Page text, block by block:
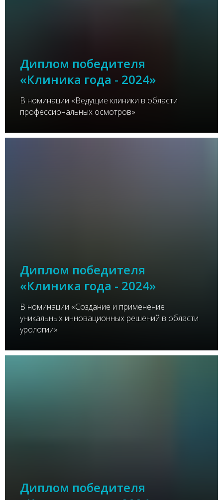
Диплом победителя
«Клиника года - 2024»
В номинации «Ведущие клиники в области
профессиональных осмотров»
Диплом победителя
«Клиника года - 2024»
В номинации «Создание и применение
уникальных инновационных решений в области
урологии»
Диплом победителя